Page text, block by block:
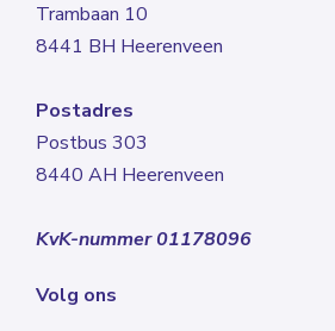
Trambaan 10
8441 BH Heerenveen
Postadres
Postbus 303
8440 AH Heerenveen
KvK-nummer 01178096
Volg ons